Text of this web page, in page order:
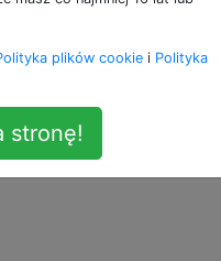
szukam wskazówek
zastosować do
plików cookie i Polityka
stronę!